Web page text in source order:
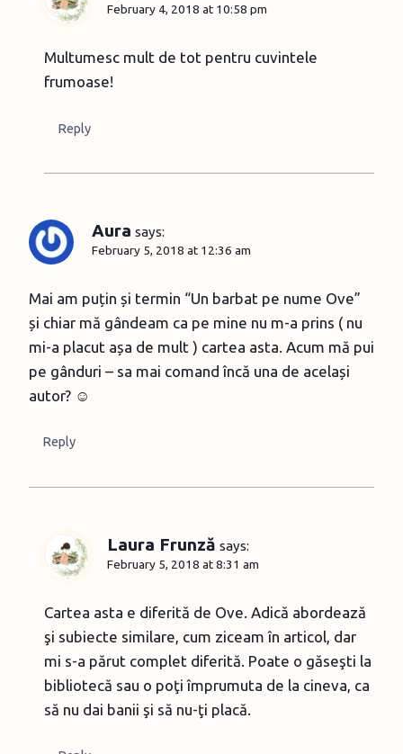
February 4, 2018 at 10:58 pm
Multumesc mult de tot pentru cuvintele
frumoase!
Reply
Aura says:
February 5, 2018 at 12:36 am
Mai am puțin și termin “Un barbat pe nume Ove”
și chiar mă gândeam ca pe mine nu m-a prins ( nu
mi-a placut așa de mult ) cartea asta. Acum mă pui
pe gânduri – sa mai comand încă una de același
autor? ☺
Reply
Laura Frunză says:
February 5, 2018 at 8:31 am
Cartea asta e diferită de Ove. Adică abordează
şi subiecte similare, cum ziceam în articol, dar
mi s-a părut complet diferită. Poate o găseşti la
bibliotecă sau o poţi împrumuta de la cineva, ca
să nu dai banii şi să nu-ţi placă.